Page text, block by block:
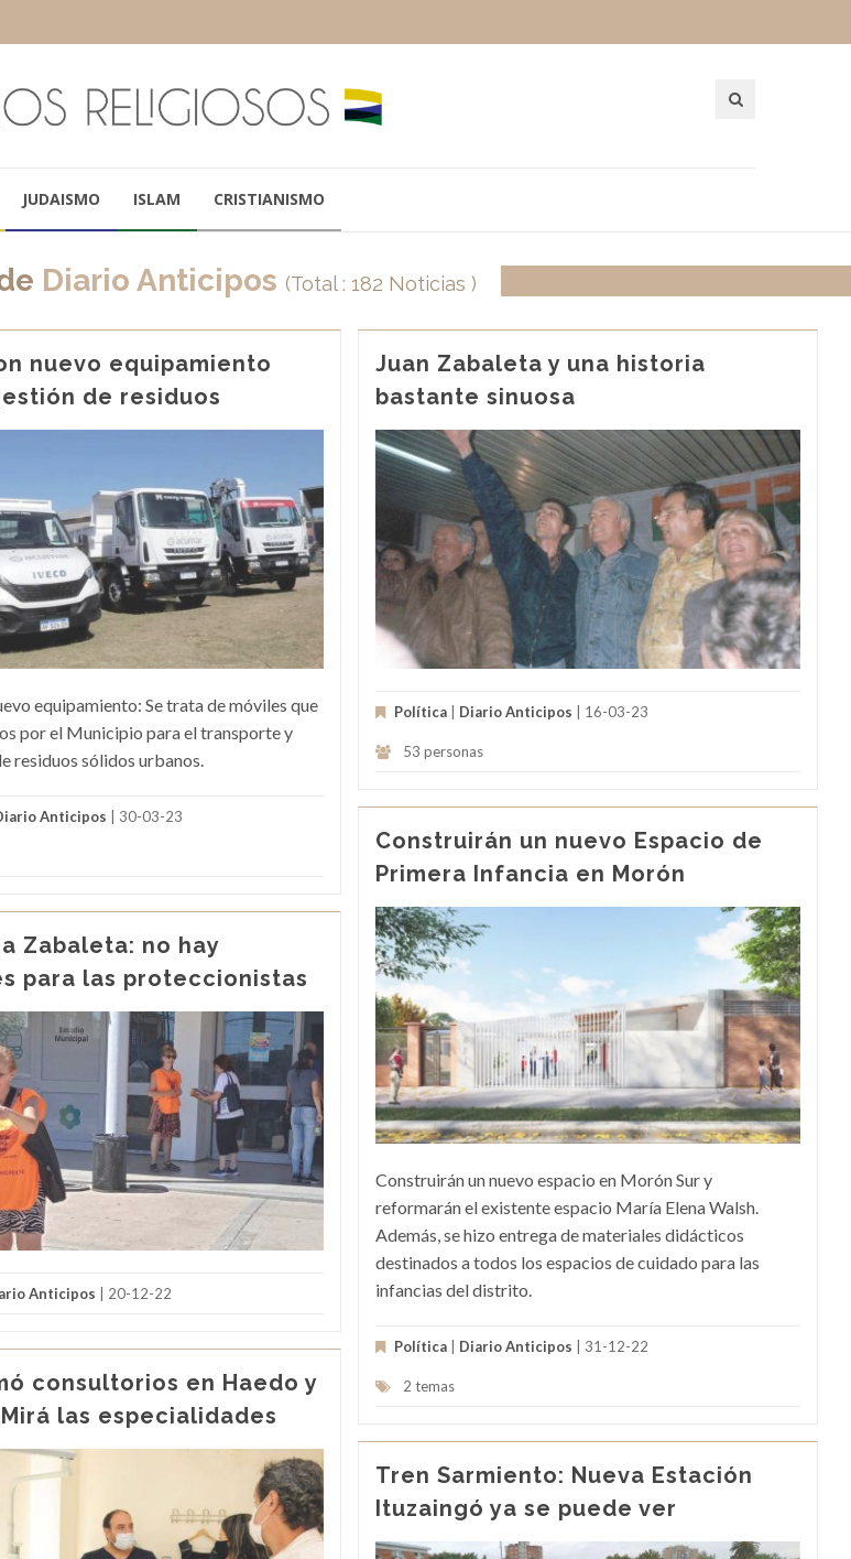
JUDAISMO ISLAM CRISTIANISMO
Diario Anticipos (Total : 182 Noticias )
nuevo equipamiento
de residuos
equipamiento: Se trata de móviles que
por el Municipio para el transporte y
residuos sólidos urbanos.
Anticipos | 30-03-23
Juan Zabaleta y una historia
bastante sinuosa
Política Diario Anticipos | 16-03-23
53 personas
Construirán un nuevo Espacio de
Primera Infancia en Morón
Construirán un nuevo espacio en Morón Sur y
reformarán el existente espacio María Elena Walsh.
Además, se hizo entrega de materiales didácticos
destinados a todos los espacios de cuidado para las
infancias del distrito.
Política Diario Anticipos | 31-12-22
2 temas
Zabaleta: no hay
para las proteccionistas
Anticipos | 20-12-22
consultorios en Haedo y
las especialidades
Tren Sarmiento: Nueva Estación
Ituzaingó ya se puede ver